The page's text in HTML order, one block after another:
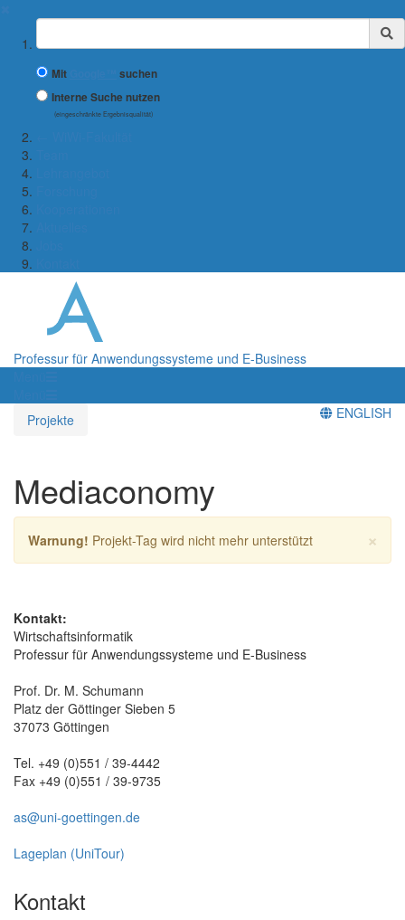
Suchbegriff
Mit
suchen
Interne Suche nutzen
(eingeschränkte Ergebnisqualität)
Professur für Anwendungssysteme und E-Business
Projekte
ENGLISH
Mediaconomy
×
Warnung! Projekt-Tag wird nicht mehr unterstützt
Kontakt:
Wirtschaftsinformatik
Professur für Anwendungssysteme und E-Business
Prof. Dr. M. Schumann
Platz der Göttinger Sieben 5
37073 Göttingen
Tel. +49 (0)551 / 39-4442
Fax +49 (0)551 / 39-9735
as@uni-goettingen.de
Lageplan (UniTour)
Kontakt